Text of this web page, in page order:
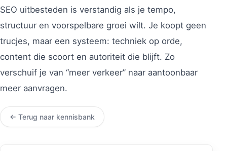
SEO uitbesteden is verstandig als je tempo,
structuur en voorspelbare groei wilt. Je koopt geen
trucjes, maar een systeem: techniek op orde,
content die scoort en autoriteit die blijft. Zo
verschuif je van “meer verkeer” naar aantoonbaar
meer aanvragen.
← Terug naar kennisbank